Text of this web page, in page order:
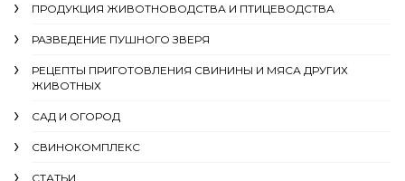
ПРОДУКЦИЯ ЖИВОТНОВОДСТВА И ПТИЦЕВОДСТВА
РАЗВЕДЕНИЕ ПУШНОГО ЗВЕРЯ
РЕЦЕПТЫ ПРИГОТОВЛЕНИЯ СВИНИНЫ И МЯСА ДРУГИХ
ЖИВОТНЫХ
САД И ОГОРОД
СВИНОКОМПЛЕКС
СТАТЬИ